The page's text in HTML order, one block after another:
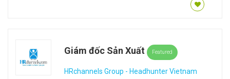
Giám đốc Sản Xuất Featured
HRchannels Group - Headhunter Vietnam